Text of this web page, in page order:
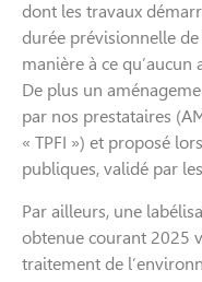
dont les travaux
durée prévisionnelle
manière à ce
De plus un
par nos prestataires
« TPFI ») et proposé
publiques, validé par
Par ailleurs, une
obtenue courant 2025
traitement de